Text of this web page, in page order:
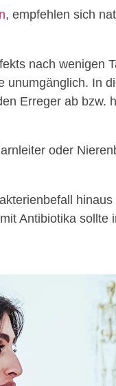
, empfehlen sich
nach wenigen
In
Erreger ab
oder
Antibiotika